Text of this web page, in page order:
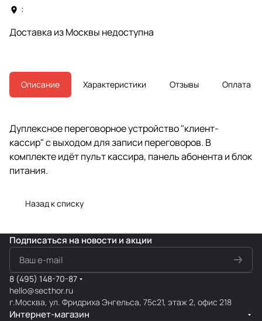
:
Доставка из Москвы недоступна
Описание Характеристики Отзывы Оплата
Дуплексное переговорное устройство "клиент-
кассир" c выходом для записи переговоров. В
комплекте идёт пульт кассира, панель абонента и блок
питания.
Назад к списку
Подписаться на новости и акции
8 (495) 148-70-87
hello@secthor.ru
г.Москва, ул. Фридриха Энгельса, 75с21, этаж 2, офис 218
Интернет-магазин